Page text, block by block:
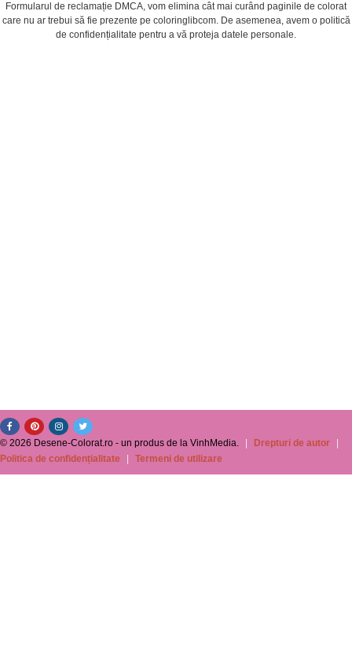
Formularul de reclamație DMCA, vom elimina cât mai curând paginile de colorat
care nu ar trebui să fie prezente pe coloringlibcom. De asemenea, avem o politică
de confidențialitate pentru a vă proteja datele personale.
© 2026 Desene-Colorat.ro - un produs de la VinhMedia. Drepturi de autor
Politica de confidențialitate
Termeni de utilizare